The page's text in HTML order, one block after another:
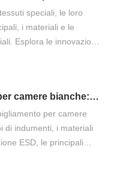
speciali, le loro
i materiali e le
Esplora le innovazioni
Abbigliamento per camere bianche: la guida definitiva per ambienti controllati
per camere
di indumenti, i materiali
ESD, le principali